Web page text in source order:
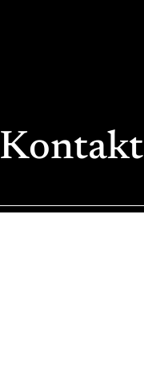
Kontakt